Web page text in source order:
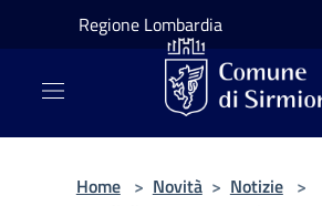
Salta al contenuto principale
Regione Lombardia
Home > Novità > Notizie >